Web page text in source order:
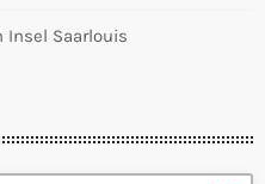
Insel Saarlouis